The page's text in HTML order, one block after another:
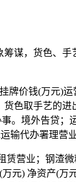
谋，货色、手
价钱(万元)
色取手艺的
。境外告贷
输代办署理营业
营业；钢渣
元) 净资产(万